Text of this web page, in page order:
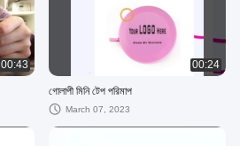
00:43 00:24
গোলাপী মিনি টেপ পরিমাপ
March 07, 2023